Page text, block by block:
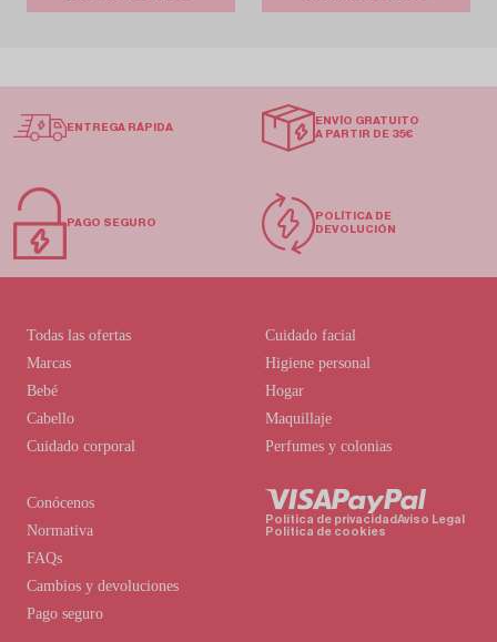
ENTREGA RÁPIDA
ENVÍO GRATUITO
A PARTIR DE 35€
PAGO SEGURO
POLÍTICA DE
DEVOLUCIÓN
Conócenos
Normativa
FAQs
Cambios y devoluciones
Pago seguro
Todas las ofertas
Marcas
Bebé
Cabello
Cuidado corporal
Cuidado facial
Higiene personal
Hogar
Maquillaje
Perfumes y colonias
Política de privacidadAviso Legal
Política de cookies